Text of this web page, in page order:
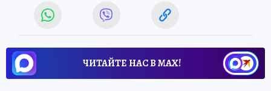
ЧИТАЙТЕ НАС В МАХ!